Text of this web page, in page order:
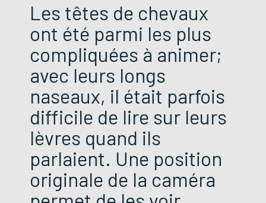
Les têtes de chevaux
ont été parmi les plus
compliquées à animer;
avec leurs longs
naseaux, il était parfois
difficile de lire sur leurs
lèvres quand ils
parlaient. Une position
originale de la caméra